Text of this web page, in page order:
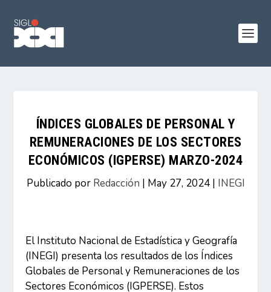
ÍNDICES GLOBALES DE PERSONAL Y
REMUNERACIONES DE LOS SECTORES
ECONÓMICOS (IGPERSE) MARZO-2024
Publicado por Redacción | May 27, 2024| INEGI
El Instituto Nacional de Estadística y Geografía
(INEGI) presenta los resultados de los Índices
Globales de Personal y Remuneraciones de los
Sectores Económicos (IGPERSE). Estos